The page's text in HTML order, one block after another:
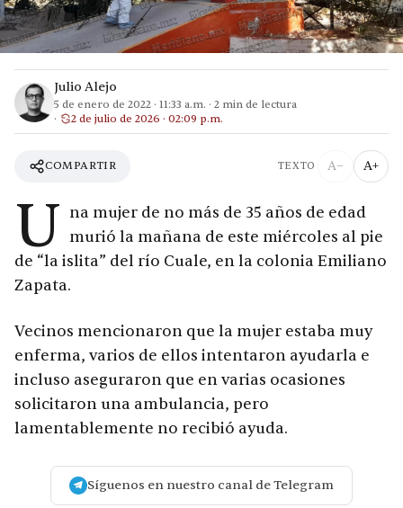
Julio Alejo
5 de enero de 2022 · 11:33 a.m. · 2 min de lectura
2 de julio de 2026 · 02:09 p.m.
COMPARTIR TEXTO A− A+
U na mujer de no más de 35 años de edad
murió la mañana de este miércoles al pie
de “la islita” del río Cuale, en la colonia Emiliano
Zapata.
Vecinos mencionaron que la mujer estaba muy
enferma, varios de ellos intentaron ayudarla e
incluso aseguraron que en varias ocasiones
solicitaron una ambulancia, pero
lamentablemente no recibió ayuda.
Síguenos en nuestro canal de Telegram